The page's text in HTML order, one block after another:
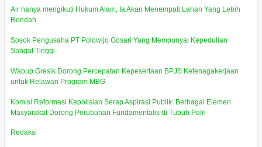
Air hanya mengikuti Hukum Alam, Ia Akan Menempati Lahan Yang Lebih
Rendah
Sosok Pengusaha PT Polowijo Gosari Yang Mempunyai Kepedulian
Sangat Tinggi
Wabup Gresik Dorong Percepatan Kepesertaan BPJS Ketenagakerjaan
untuk Relawan Program MBG
Komisi Reformasi Kepolisian Serap Aspirasi Publik: Berbagai Elemen
Masyarakat Dorong Perubahan Fundamentalis di Tubuh Polri
Redaksi